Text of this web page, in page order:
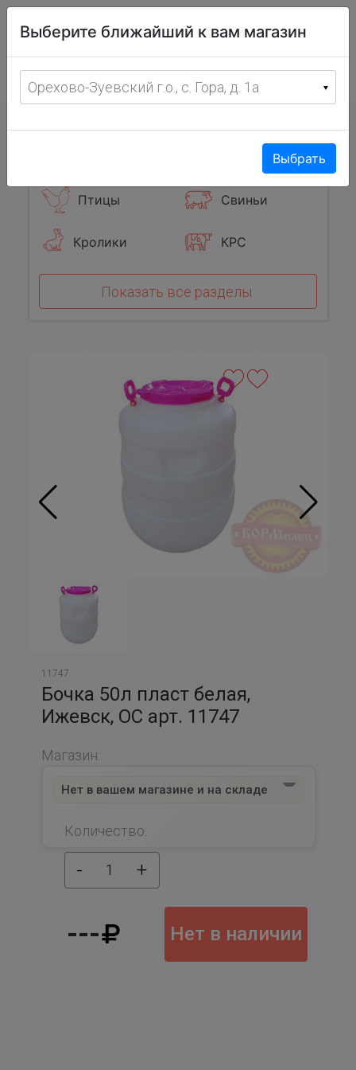
фермерских
товаров
с 8:00 до 19:00 ежедневно
Птицы Свиньи
Кролики КРС
Показать все разделы
11747
Бочка 50л пласт белая,
Ижевск, ОС арт. 11747
Магазин:
Нет в вашем магазине и на складе
Количество:
- 1 +
--- Нет в наличии
Выберите ближайший к вам магазин
Орехово-Зуевский г.о., с. Гора, д. 1а
Выбрать